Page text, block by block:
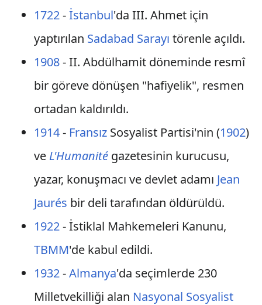
1722-İstanbul'da III. Ahmet için
yaptırılan Sadabad Sarayı törenle açıldı.
1908- II. Abdülhamit döneminde resmî
bir göreve dönüşen "hafiyelik", resmen
ortadan kaldırıldı.
1914- FransızSosyalist Partisi'nin (1902)
ve L'Humanitégazetesinin kurucusu,
yazar, konuşmacı ve devlet adamı Jean
Jaurés bir deli tarafından öldürüldü.
1922- İstiklal Mahkemeleri Kanunu,
TBMM'de kabul edildi.
1932-Almanya'da seçimlerde 230
Milletvekilliği alan Nasyonal Sosyalist